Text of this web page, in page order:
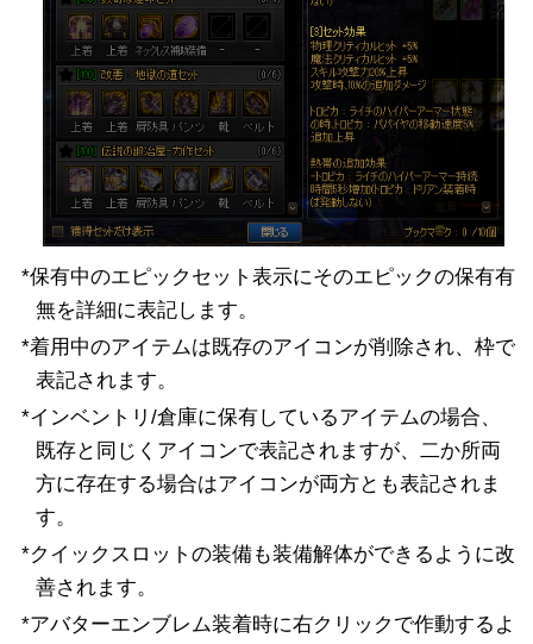
*保有中のエピックセット表示にそのエピックの保有有
無を詳細に表記します。
*着用中のアイテムは既存のアイコンが削除され、枠で
表記されます。
*インベントリ/倉庫に保有しているアイテムの場合、
既存と同じくアイコンで表記されますが、二か所両
方に存在する場合はアイコンが両方とも表記されま
す。
*クイックスロットの装備も装備解体ができるように改
善されます。
*アバターエンブレム装着時に右クリックで作動するよ